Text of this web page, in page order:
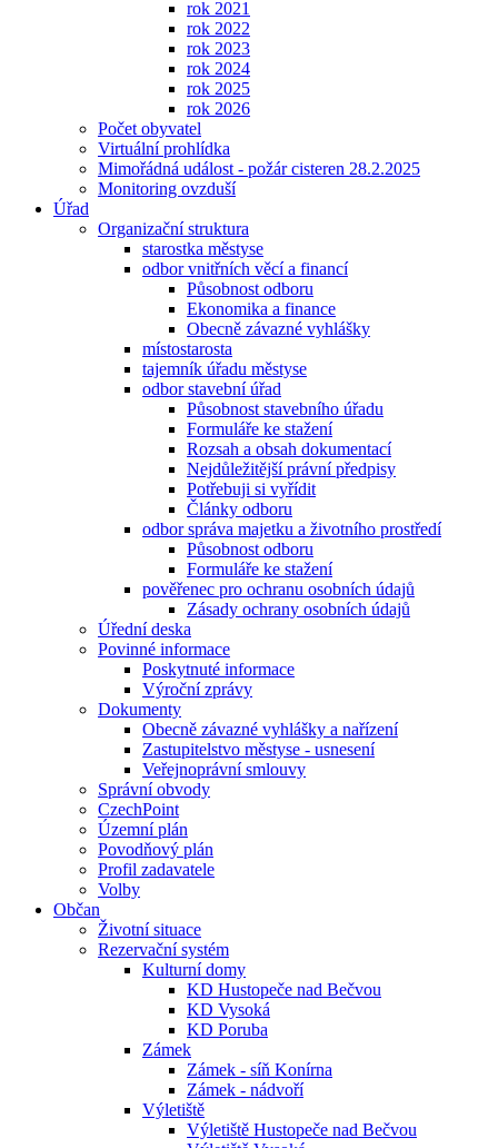
rok 2021
rok 2022
rok 2023
rok 2024
rok 2025
rok 2026
Počet obyvatel
Virtuální prohlídka
Mimořádná událost - požár cisteren 28.2.2025
Monitoring ovzduší
Úřad
Organizační struktura
starostka městyse
odbor vnitřních věcí a financí
Působnost odboru
Ekonomika a finance
Obecně závazné vyhlášky
místostarosta
tajemník úřadu městyse
odbor stavební úřad
Působnost stavebního úřadu
Formuláře ke stažení
Rozsah a obsah dokumentací
Nejdůležitější právní předpisy
Potřebuji si vyřídit
Články odboru
odbor správa majetku a životního prostředí
Působnost odboru
Formuláře ke stažení
pověřenec pro ochranu osobních údajů
Zásady ochrany osobních údajů
Úřední deska
Povinné informace
Poskytnuté informace
Výroční zprávy
Dokumenty
Obecně závazné vyhlášky a nařízení
Zastupitelstvo městyse - usnesení
Veřejnoprávní smlouvy
Správní obvody
CzechPoint
Územní plán
Povodňový plán
Profil zadavatele
Volby
Občan
Životní situace
Rezervační systém
Kulturní domy
KD Hustopeče nad Bečvou
KD Vysoká
KD Poruba
Zámek
Zámek - síň Konírna
Zámek - nádvoří
Výletiště
Výletiště Hustopeče nad Bečvou